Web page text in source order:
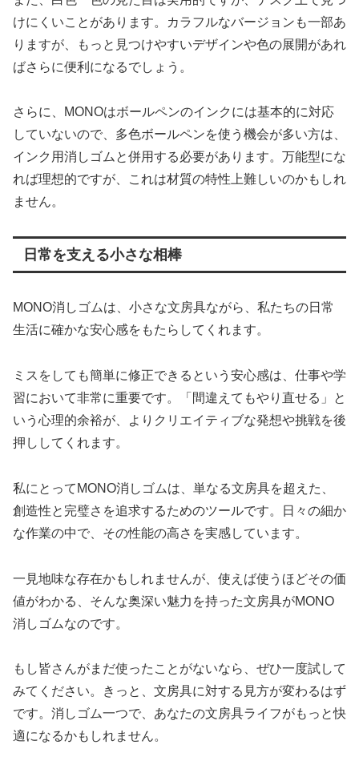
けにくいことがあります。カラフルなバージョンも一部あ
りますが、もっと見つけやすいデザインや色の展開があれ
ばさらに便利になるでしょう。
さらに、MONOはボールペンのインクには基本的に対応
していないので、多色ボールペンを使う機会が多い方は、
インク用消しゴムと併用する必要があります。万能型にな
れば理想的ですが、これは材質の特性上難しいのかもしれ
ません。
日常を支える小さな相棒
MONO消しゴムは、小さな文房具ながら、私たちの日常
生活に確かな安心感をもたらしてくれます。
ミスをしても簡単に修正できるという安心感は、仕事や学
習において非常に重要です。「間違えてもやり直せる」と
いう心理的余裕が、よりクリエイティブな発想や挑戦を後
押ししてくれます。
私にとってMONO消しゴムは、単なる文房具を超えた、
創造性と完璧さを追求するためのツールです。日々の細か
な作業の中で、その性能の高さを実感しています。
一見地味な存在かもしれませんが、使えば使うほどその価
値がわかる、そんな奥深い魅力を持った文房具がMONO
消しゴムなのです。
もし皆さんがまだ使ったことがないなら、ぜひ一度試して
みてください。きっと、文房具に対する見方が変わるはず
です。消しゴム一つで、あなたの文房具ライフがもっと快
適になるかもしれません。